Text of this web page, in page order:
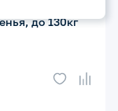
до 130кг